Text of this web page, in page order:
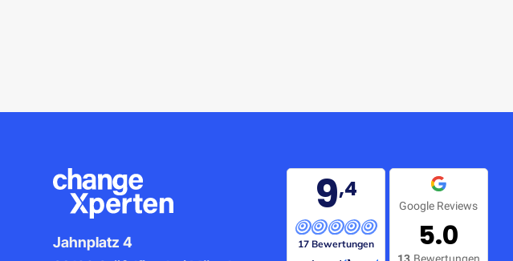
Jahnplatz 4
9,4
17 Bewertungen
Google Reviews
5.0